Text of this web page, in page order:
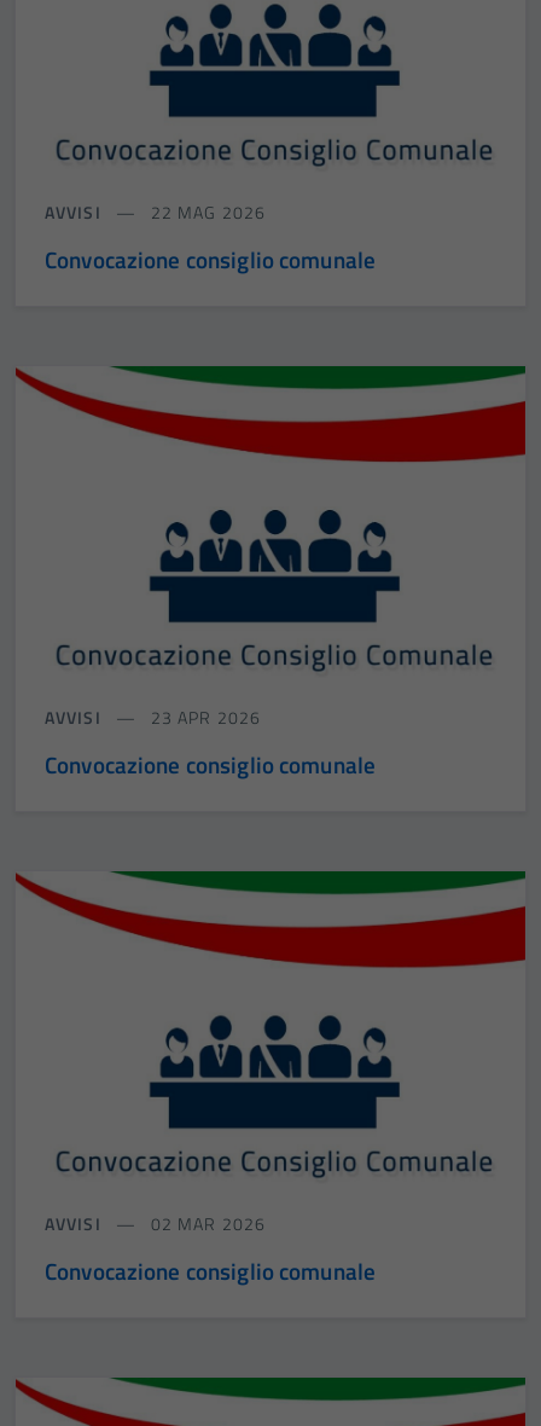
AVVISI 22 MAG 2026
Convocazione consiglio comunale
AVVISI 23 APR 2026
Convocazione consiglio comunale
AVVISI 02 MAR 2026
Convocazione consiglio comunale